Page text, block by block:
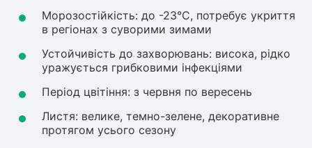
Барвінок
Чемерник (морозник)
Рослини що в'ються
Гліцинія (Вістерія)
Жимолость декоративна
Плющ
Морозостійкість: до -23°C, потребує укриття
в регіонах з суворими зимами
Устойчивість до захворювань: висока, рідко
уражується грибковими інфекціями
Період цвітіння: з червня по вересень
Листя: велике, темно-зелене, декоративне
протягом усього сезону